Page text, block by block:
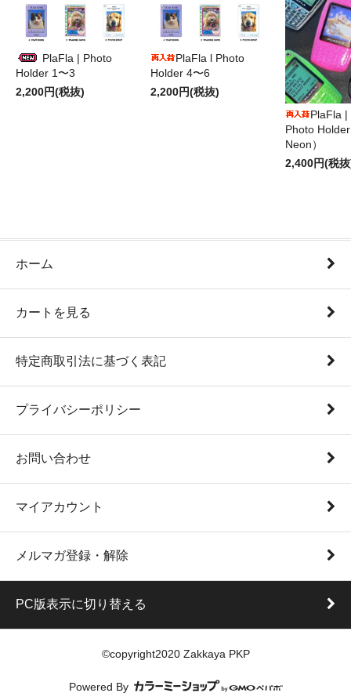
PlaFla | Photo
Holder 1〜3
2,200円(税抜)
PlaFla l Photo
Holder 4〜6
2,200円(税抜)
PlaFla
Photo
Neon）
2,400円(税
ホーム
カートを見る
特定商取引法に基づく表記
プライバシーポリシー
お問い合わせ
マイアカウント
メルマガ登録・解除
PC版表示に切り替える
©copyright2020 Zakkaya PKP
Powered By